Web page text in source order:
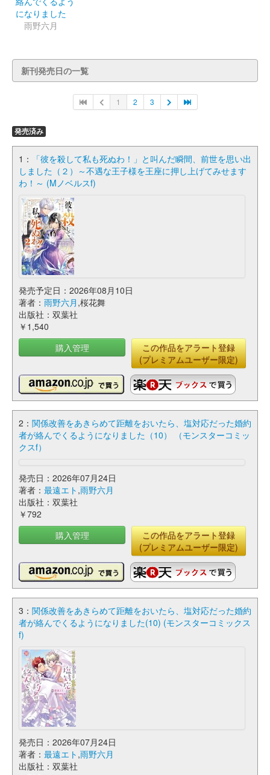
になりました
雨野六月
新刊発売日の一覧
1 2 3
発売済み
1：
「彼を殺して私も死ぬわ！」と叫んだ瞬間、前世を思い出
しました（２）～不遇な王子様を王座に押し上げてみせます
わ！～ (Mノベルスf)
発売予定日：2026年08月10日
著者： 雨野六月 ,桜花舞
出版社：双葉社
￥1,540
購入管理
この作品をアラート登録
(プレミアムユーザー限定)
2： 関係改善をあきらめて距離をおいたら、塩対応だった婚約
者が絡んでくるようになりました（10） （モンスターコミッ
クスf）
発売日：2026年07月24日
著者： 最遠エト ,雨野六月
出版社：双葉社
￥792
購入管理
この作品をアラート登録
(プレミアムユーザー限定)
3： 関係改善をあきらめて距離をおいたら、塩対応だった婚約
者が絡んでくるようになりました(10) (モンスターコミックス
f)
発売日：2026年07月24日
著者： 最遠エト ,雨野六月
出版社：双葉社